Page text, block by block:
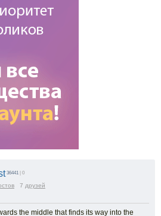
36441 | 0
7 друзей
the middle that finds its way into the